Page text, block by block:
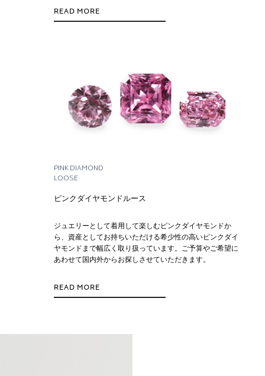
READ MORE
PINK DIAMOND
LOOSE
ピンクダイヤモンドルース
ジュエリーとして着用して楽しむピンクダイヤモンドか
ら、資産としてお持ちいただける希少性の高いピンクダイ
ヤモンドまで幅広く取り扱っています。ご予算やご希望に
あわせて国内外からお探しさせていただきます。
READ MORE